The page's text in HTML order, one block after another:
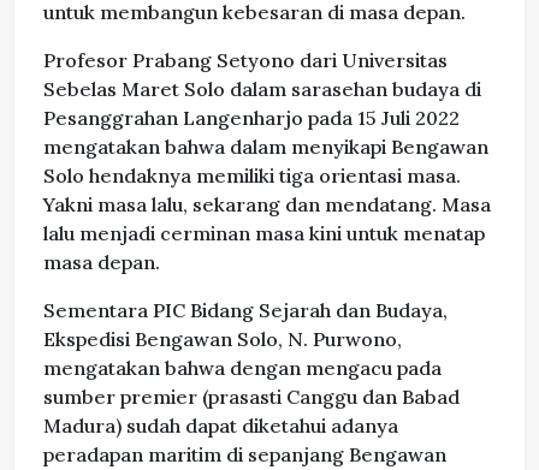
untuk membangun kebesaran di masa depan.
Profesor Prabang Setyono dari Universitas
Sebelas Maret Solo dalam sarasehan budaya di
Pesanggrahan Langenharjo pada 15 Juli 2022
mengatakan bahwa dalam menyikapi Bengawan
Solo hendaknya memiliki tiga orientasi masa.
Yakni masa lalu, sekarang dan mendatang. Masa
lalu menjadi cerminan masa kini untuk menatap
masa depan.
Sementara PIC Bidang Sejarah dan Budaya,
Ekspedisi Bengawan Solo, N. Purwono,
mengatakan bahwa dengan mengacu pada
sumber premier (prasasti Canggu dan Babad
Madura) sudah dapat diketahui adanya
peradapan maritim di sepanjang Bengawan